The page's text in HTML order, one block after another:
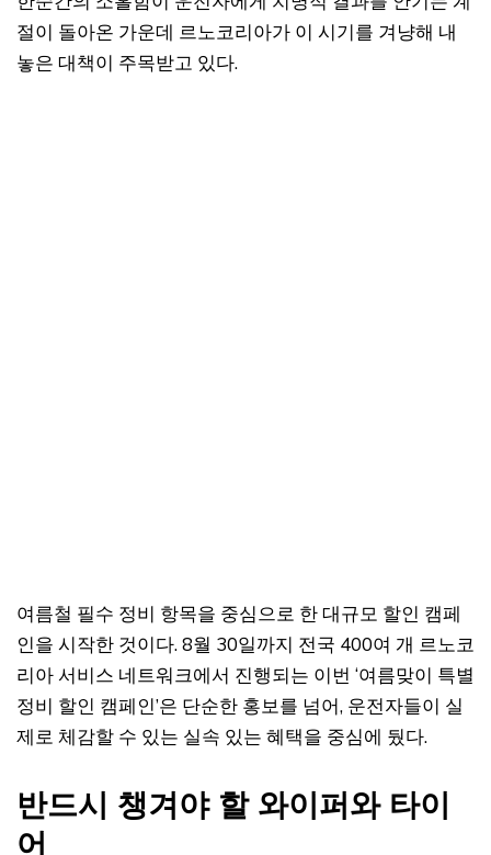
절이 돌아온 가운데 르노코리아가 이 시기를 겨냥해 내
놓은 대책이 주목받고 있다.
여름철 필수 정비 항목을 중심으로 한 대규모 할인 캠페
인을 시작한 것이다. 8월 30일까지 전국 400여 개 르노코
리아 서비스 네트워크에서 진행되는 이번 ‘여름맞이 특별
정비 할인 캠페인’은 단순한 홍보를 넘어, 운전자들이 실
제로 체감할 수 있는 실속 있는 혜택을 중심에 뒀다.
반드시 챙겨야 할 와이퍼와 타이
어